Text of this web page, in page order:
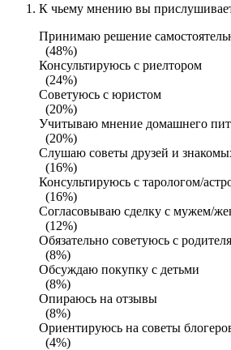
К чьему мнению вы
Принимаю решение
(48%)
Консультируюсь с риелтором
(24%)
Советуюсь с юристом
(20%)
Учитываю мнение домашнего
(20%)
Слушаю советы друзей и
(16%)
Консультируюсь с тарологом/
(16%)
Согласовываю сделку с мужем/
(12%)
Обязательно советуюсь с
(8%)
Обсуждаю покупку с детьми
(8%)
Опираюсь на отзывы
(8%)
Ориентируюсь на советы
(4%)